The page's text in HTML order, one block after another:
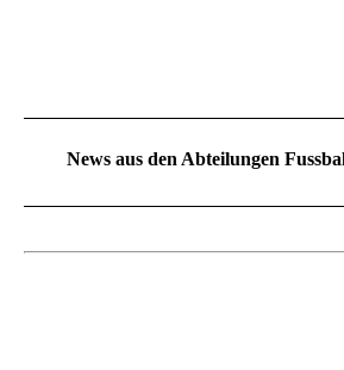
News aus den Abteilungen